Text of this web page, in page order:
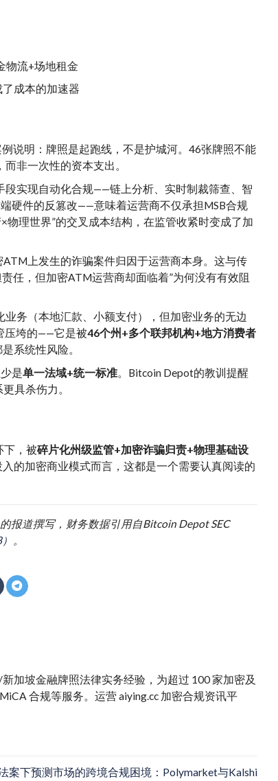
物流+场地租金
成本的加速器
说明：牌照是起跑线，不是护城河。46张牌照不能
非一次性的资本支出。
段实现自动化合规——链上分析、实时制裁筛查、智
硬件的反篡改——意味着运营商不仅承担MSB合规
物理世界”的交叉成本结构，在监管收紧时变成了加
ATM上发生的诈骗案件归因于运营商本身。这与传
任，但加密ATM运营商却面临着”为何没有有效阻
业务（本地汇款、小额支付），但加密业务的无边
压垮的——它是被46个州+多个联邦机构+地方消费者
系统性风险。
是单一法域+统一标准 。Bitcoin Depot的教训提醒
具杀伤力。
下，被碎片化州级监管+加密诈骗归责+物理基础设
的加密商业模式而言，这都是一个需要认真阅读的
的报道撰写，财务数据引用自Bitcoin Depot SEC
。
加坡金融牌照法律实务经验，为超过 100 家加密及
合规等服务。运营 aiying.cc 加密合规资讯平
案下预测市场的跨境合规困境：Polymarket与Kalshi